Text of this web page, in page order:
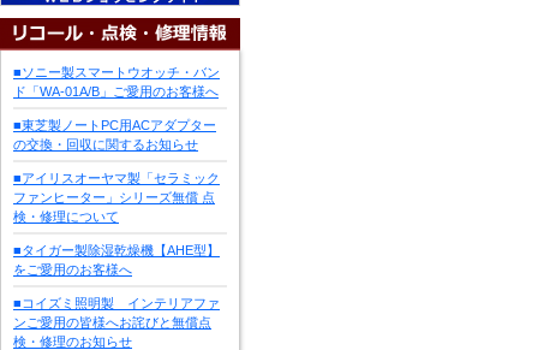
■ソニー製スマートウオッチ・バン
ド「WA-01A/B」ご愛用のお客様へ
■東芝製ノートPC用ACアダプター
の交換・回収に関するお知らせ
■アイリスオーヤマ製「セラミック
ファンヒーター」シリーズ無償 点
検・修理について
■タイガー製除湿乾燥機【AHE型】
をご愛用のお客様へ
■コイズミ照明製 インテリアファ
ンご愛用の皆様へお詫びと無償点
検・修理のお知らせ